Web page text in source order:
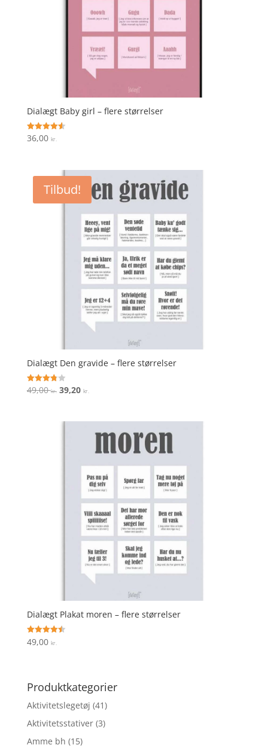
Dialægt Baby girl – flere størrelser
Vurderet
4.6
36,00 kr.
Tilbud!
Dialægt Den gravide – flere størrelser
Vurderet
3.8
49,00kr. Den
39,20 kr.
er:
39,20 kr..
Dialægt Plakat moren – flere størrelser
Vurderet
4.5
49,00 kr.
Produktkategorier
Aktivitetslegetøj (41)
Aktivitetsstativer (3)
Amme bh (15)